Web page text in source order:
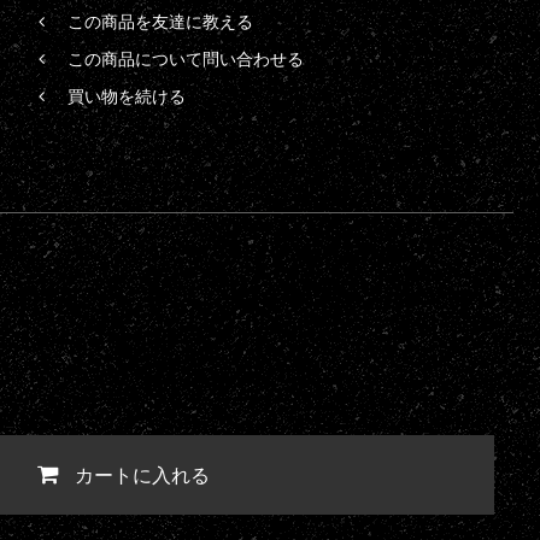
この商品を友達に教える
この商品について問い合わせる
買い物を続ける
カートに入れる